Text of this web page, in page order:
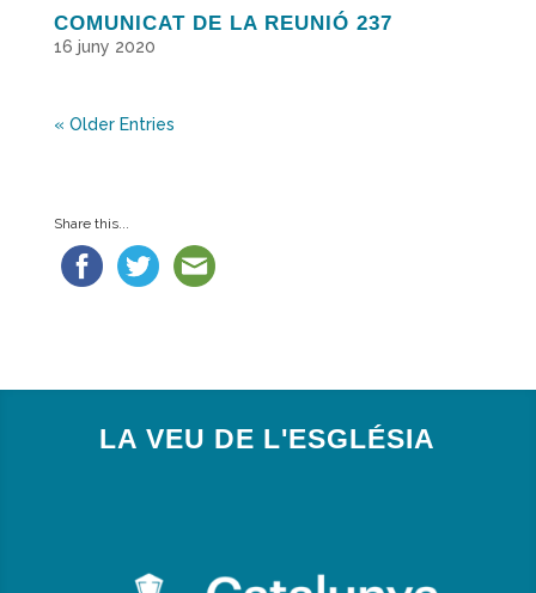
COMUNICAT DE LA REUNIÓ 237
16 juny 2020
« Older Entries
Share this...
LA VEU DE L'ESGLÉSIA